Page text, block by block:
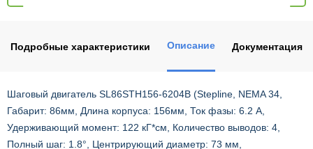
Подробные характеристики Описание Документация
Шаговый двигатель SL86STH156-6204B (Stepline, NEMA 34,
Габарит: 86мм, Длина корпуса: 156мм, Ток фазы: 6.2 А,
Удерживающий момент: 122 кГ*см, Количество выводов: 4,
Полный шаг: 1.8°, Центрирующий диаметр: 73 мм,